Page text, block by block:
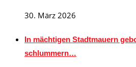
30. März 2026
In mächtigen Stadtmauern
schlummern…